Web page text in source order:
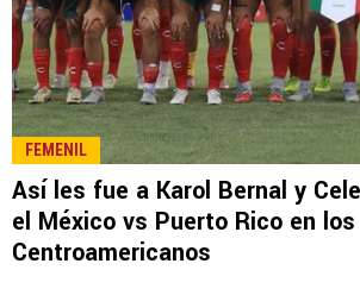
FEMENIL
Así les fue a Karol Bernal y
el México vs Puerto Rico en
Centroamericanos